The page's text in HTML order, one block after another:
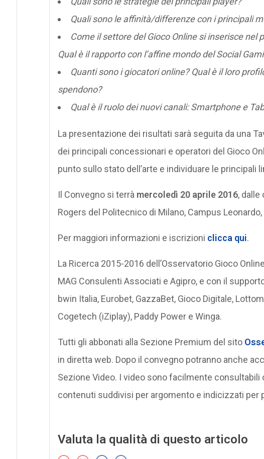
Quali sono le affinità/differenze con i principali
Come il settore del Gioco Online si inserisce nel
Qual è il rapporto con l’affine mondo del Social
Quanti sono i giocatori online? Qual è il loro
spendono?
Qual è il ruolo dei nuovi canali: Smartphone e
La presentazione dei risultati sarà seguita da una
dei principali concessionari e operatori del Gioco
punto sullo stato dell’arte e individuare le principali
Il Convegno si terrà mercoledì 20 aprile 2016, dalle
Rogers del Politecnico di Milano, Campus
Per maggiori informazioni e iscrizioni clicca qui.
La Ricerca 2015-2016 dell’Osservatorio Gioco
MAG Consulenti Associati e Agipro, e con il
bwin Italia, Eurobet, GazzaBet, Gioco Digitale,
Cogetech (iZiplay), Paddy Power e Winga.
Tutti gli abbonati alla Sezione Premium del sito
in diretta web. Dopo il convegno potranno anche
Sezione Video. I video sono facilmente
contenuti suddivisi per argomento e indicizzati per
Valuta la qualità di questo articolo